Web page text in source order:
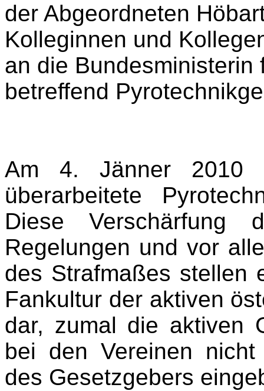
der Abgeordneten
Kolleginnen und
an die Bundesministerin
betreffend
Am 4. Jänner 2010
überarbeitete
Diese Verschärfung
Regelungen und vor
des Strafmaßes stellen
Fankultur der aktiven
dar, zumal die aktiven
bei den Vereinen
des Gesetzgebers